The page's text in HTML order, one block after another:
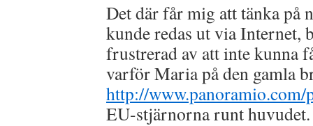
Det där får mig att tänka på
kunde redas ut via Internet,
frustrerad av att inte kunna
varför Maria på den gamla
http://www.panoramio.com/
EU-stjärnorna runt huvudet.